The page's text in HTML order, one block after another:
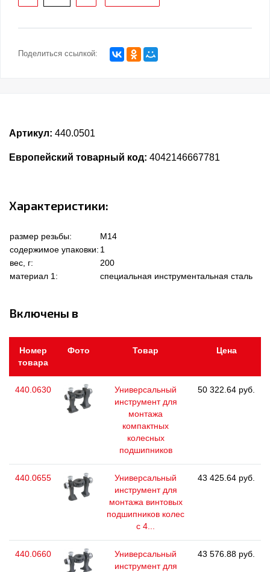
Поделиться ссылкой:
Артикул: 440.0501
Европейский товарный код: 4042146667781
Характеристики:
размер резьбы:
M14
содержимое упаковки: 1
вес, г:
200
материал 1:
специальная инструментальная сталь
Включены в
Номер
товара
Фото Товар Цена
440.0630
Универсальный
инструмент для
монтажа
компактных
колесных
подшипников
50 322.64 руб.
440.0655
Универсальный
инструмент для
монтажа винтовых
подшипников колес
с 4...
43 425.64 руб.
440.0660
Универсальный
инструмент для
43 576.88 руб.